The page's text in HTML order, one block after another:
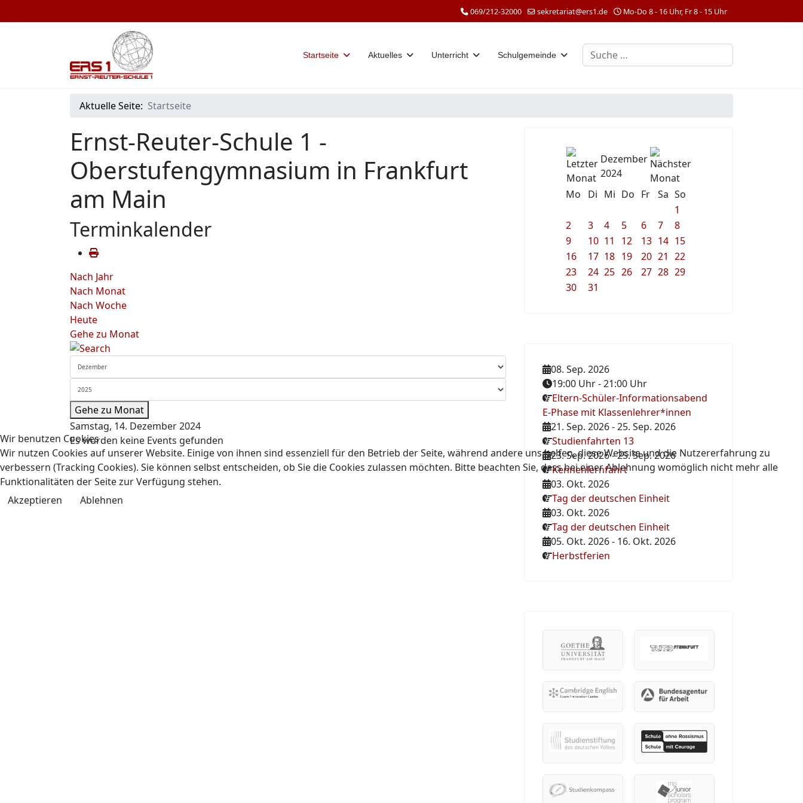
069/212-32000 sekretariat@ers1.de Mo-Do 8 - 16 Uhr, Fr 8 - 15 Uhr
Startseite Aktuelles Unterricht Schulgemeinde Suchen
Aktuelle Seite: Startseite
Ernst-Reuter-Schule 1 -
Oberstufengymnasium in Frankfurt
am Main
Terminkalender
Nach Jahr
Nach Monat
Nach Woche
Heute
Gehe zu Monat
Gehe zu Monat
Samstag, 14. Dezember 2024
Es wurden keine Events gefunden
Dezember
2024
Mo
Di Mi Do Fr Sa So
1
2
3 4 5 6 7
8
9
10 11 12 13 14 15
16
17 18 19 20 21 22
23
24 25 26 27 28 29
30
31
08. Sep. 2026
19:00 Uhr-21:00 Uhr
Eltern-Schüler-Informationsabend
E-Phase mit Klassenlehrer*innen
21. Sep. 2026-25. Sep. 2026
Studienfahrten 13
23. Sep. 2026-25. Sep. 2026
Kennenlernfahrt
03. Okt. 2026
Tag der deutschen Einheit
03. Okt. 2026
Tag der deutschen Einheit
05. Okt. 2026- 16. Okt. 2026
Herbstferien
Wir benutzen Cookies
Wir nutzen Cookies auf unserer Website. Einige von ihnen sind essenziell für den Betrieb der Seite, während andere uns helfen, diese Website und die Nutzererfahrung zu
verbessern (Tracking Cookies). Sie können selbst entscheiden, ob Sie die Cookies zulassen möchten. Bitte beachten Sie, dass bei einer Ablehnung womöglich nicht mehr alle
Funktionalitäten der Seite zur Verfügung stehen.
Akzeptieren
Ablehnen